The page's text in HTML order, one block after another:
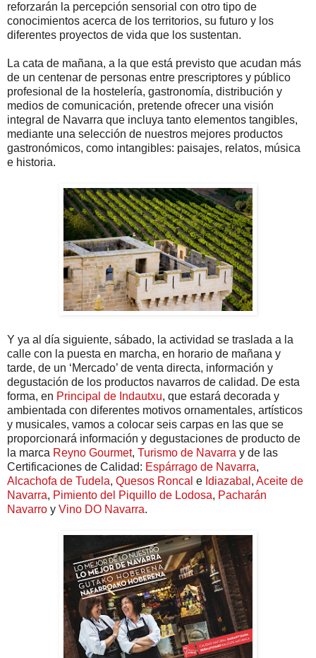
reforzarán la percepción sensorial con otro tipo de
conocimientos acerca de los territorios, su futuro y los
diferentes proyectos de vida que los sustentan.
La cata de mañana, a la que está previsto que acudan más
de un centenar de personas entre prescriptores y público
profesional de la hostelería, gastronomía, distribución y
medios de comunicación, pretende ofrecer una visión
integral de Navarra que incluya tanto elementos tangibles,
mediante una selección de nuestros mejores productos
gastronómicos, como intangibles: paisajes, relatos, música
e historia.
Y ya al día siguiente, sábado, la actividad se traslada a la
calle con la puesta en marcha, en horario de mañana y
tarde, de un ‘Mercado’ de venta directa, información y
degustación de los productos navarros de calidad. De esta
forma, en Principal de Indautxu, que estará decorada y
ambientada con diferentes motivos ornamentales, artísticos
y musicales, vamos a colocar seis carpas en las que se
proporcionará información y degustaciones de producto de
la marca Reyno Gourmet, Turismo de Navarra y de las
Certificaciones de Calidad: Espárrago de Navarra,
Alcachofa de Tudela, Quesos Roncal e Idiazabal , Aceite de
Navarra, Pimiento del Piquillo de Lodosa, Pacharán
Navarro y Vino DO Navarra.